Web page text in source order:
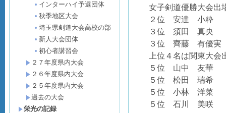
インターハイ予選団体
秋季地区大会
埼玉県剣道大会高校の部
新人大会団体
初心者講習会
２７年度県内大会
２６年度県内大会
２５年度県内大会
過去の大会
栄光の記録
女子剣道優勝大会出
２位 安達 小粋
３位 須田 真央
３位 齊藤 有優
上位４名は関東大会
５位 山中 友華 （
５位 松田 瑞希 （
５位 小林 洋菜 （
５位 石川 美咲 （